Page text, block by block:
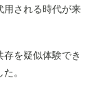
用される時代が来
を疑似体験でき
。